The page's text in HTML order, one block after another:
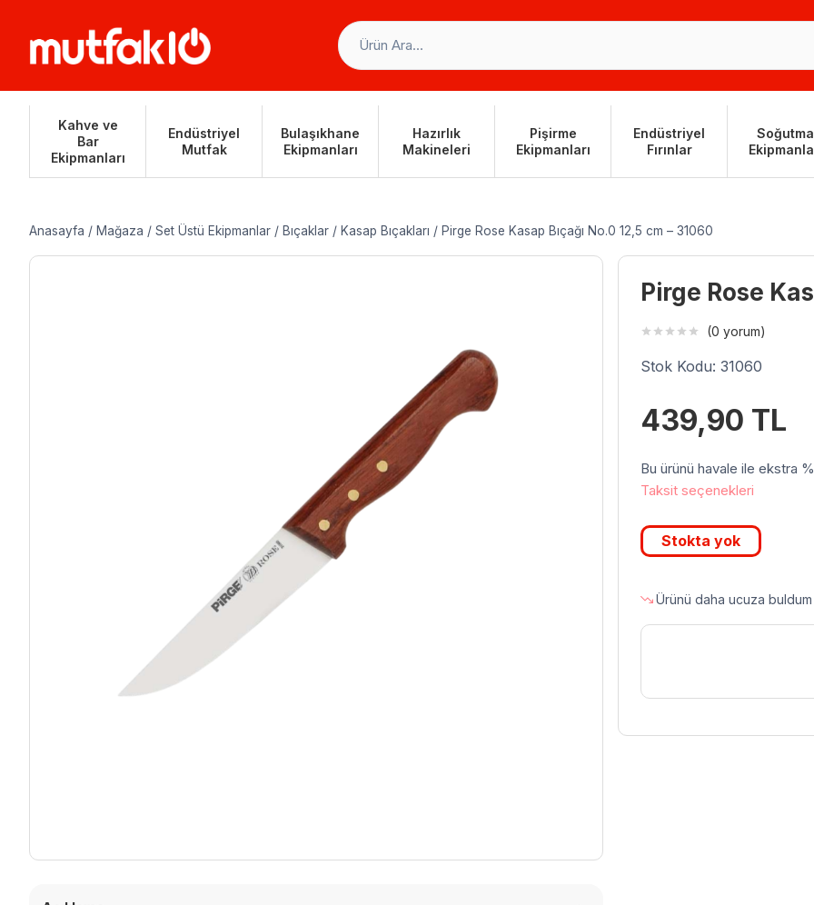
Kahve ve
Bar
Ekipmanları
Endüstriyel
Mutfak
Bulaşıkhane
Ekipmanları
Hazırlık
Makineleri
Pişirme
Ekipmanları
Endüstriyel
Fırınlar
Soğutma
Anasayfa / Mağaza / Set Üstü Ekipmanlar / Bıçaklar / Kasap Bıçakları / Pirge Rose Kasap Bıçağı No.0 12,5 cm – 31060
Pirge Rose
(0 yorum)
Stok Kodu: 31060
439,90 TL
Bu ürünü havale ile ekstra
Taksit seçenekleri
Stokta yok
Ürünü daha ucuza buldum